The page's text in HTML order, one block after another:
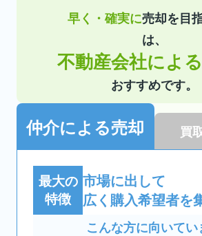
早く・確実に売却を目
は、
不動産会社によ
おすすめです。
仲介による売却 買
最大の
特徴
市場に出して
広く購入希望者を
こんな方に向いてい